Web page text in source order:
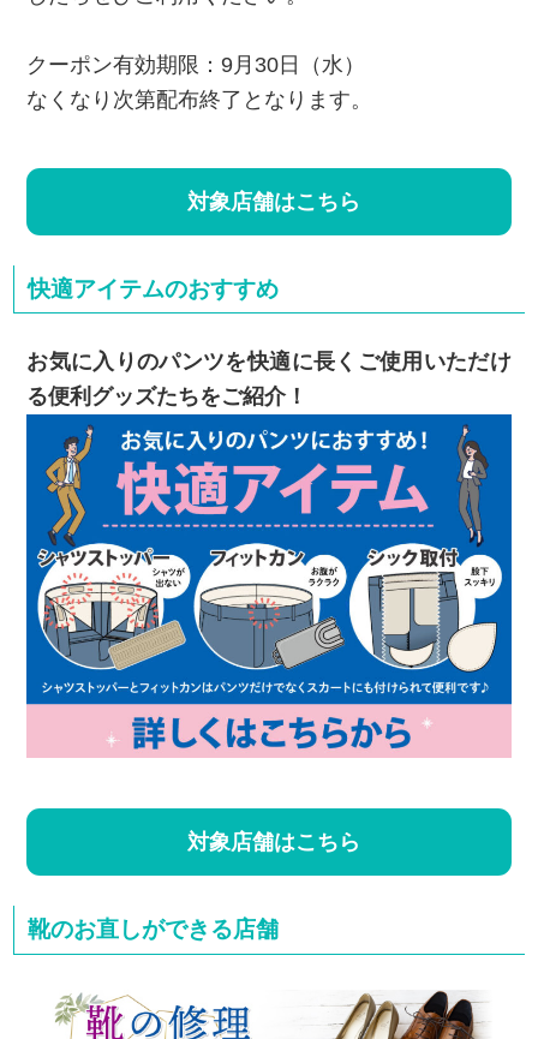
クーポン有効期限：9月30日（水）
なくなり次第配布終了となります。
対象店舗はこちら
快適アイテムのおすすめ
お気に入りのパンツを快適に長くご使用いただけ
る便利グッズたちをご紹介！
対象店舗はこちら
靴のお直しができる店舗